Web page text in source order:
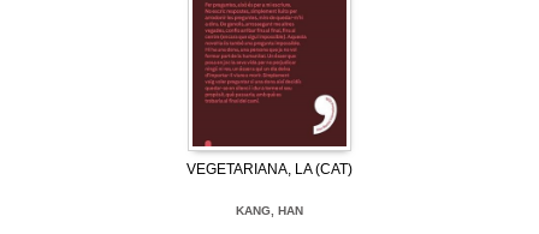
VEGETARIANA, LA (CAT)
KANG, HAN